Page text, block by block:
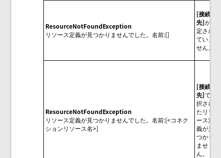
ResourceNotFoundException
リソース定義が見つかりませんでした。名前:[]
接続
先 が指
定され
ていま
せん。
ResourceNotFoundException
リソース定義が見つかりませんでした。名前:[<コネク
ションリソース名>]
接続
先 で選
択され
たリソ
ース定
義が見
つかり
ませ
ん。